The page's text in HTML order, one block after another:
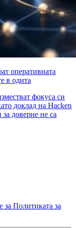
оперативната
в одита
фокуса си
доклад на Hacken
доверие не са
за Политиката за